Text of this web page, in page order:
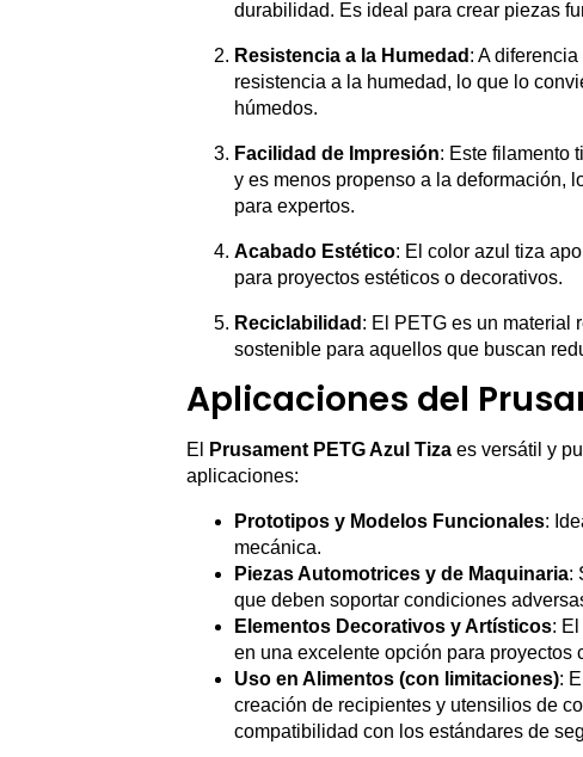
durabilidad. Es ideal para crear piezas
Resistencia a la Humedad : A
resistencia a la humedad, lo que lo
húmedos.
Facilidad de Impresión: Este filamento
y es menos propenso a la deformación,
para expertos.
Acabado Estético: El color azul tiza
para proyectos estéticos o decorativos.
Reciclabilidad : El PETG es un material
sostenible para aquellos que buscan
Aplicaciones del
El Prusament PETG Azul Tizaes versátil y
aplicaciones:
Prototipos y Modelos Funcionales:
mecánica.
Piezas Automotrices y de Maquinaria:
que deben soportar condiciones
Elementos Decorativos y Artísticos: El
en una excelente opción para proyectos
Uso en Alimentos (con limitaciones):
creación de recipientes y utensilios de
compatibilidad con los estándares de